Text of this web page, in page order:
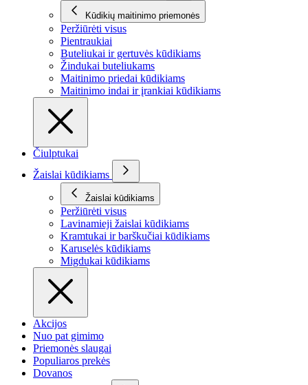
Kūdikių maitinimo priemonės
Peržiūrėti visus
Pientraukiai
Buteliukai ir gertuvės kūdikiams
Žindukai buteliukams
Maitinimo priedai kūdikiams
Maitinimo indai ir įrankiai kūdikiams
Čiulptukai
Žaislai kūdikiams
Žaislai kūdikiams
Peržiūrėti visus
Lavinamieji žaislai kūdikiams
Kramtukai ir barškučiai kūdikiams
Karuselės kūdikiams
Migdukai kūdikiams
Akcijos
Nuo pat gimimo
Priemonės slaugai
Populiaros prekės
Dovanos